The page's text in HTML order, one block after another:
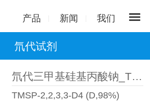
产品 新闻 我们
氘代试剂
氘代三甲基硅基丙酸钠_TMSP-2,2,3,3-D4(D,98%)sodium-3-trimethylsilylpropi
TMSP-2,2,3,3-D4 (D,98%)